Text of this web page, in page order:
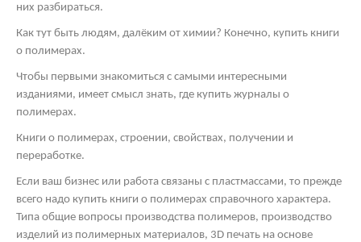
них разбираться.
Как тут быть людям, далёким от химии? Конечно, купить книги
о полимерах.
Чтобы первыми знакомиться с самыми интересными
изданиями, имеет смысл знать, где купить журналы о
полимерах.
Книги о полимерах, строении, свойствах, получении и
переработке.
Если ваш бизнес или работа связаны с пластмассами, то прежде
всего надо купить книги о полимерах справочного характера.
Типа общие вопросы производства полимеров, производство
изделий из полимерных материалов, 3D печать на основе